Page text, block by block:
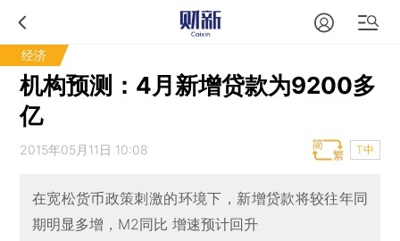
经济
机构预测：4月新增贷款为9200多
亿
2015年05月11日 10:08 T中
在宽松货币政策刺激的环境下，新增贷款将较往年同
期明显多增，M2同比 增速预计回升